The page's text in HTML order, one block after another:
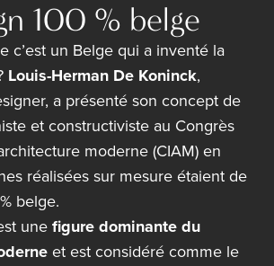
100 % belge
c’est un Belge qui a inventé la
Louis-Herman De Koninck,
a présenté son concept de
et constructiviste au Congrès
moderne (CIAM) en
réalisées sur mesure étaient de
belge.
unefigure dominante du
et est considéré comme le